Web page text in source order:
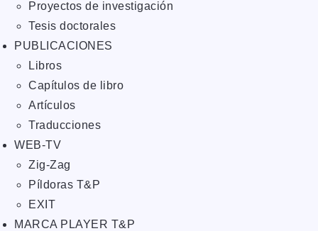
Proyectos de investigación
Tesis doctorales
PUBLICACIONES
Libros
Capítulos de libro
Artículos
Traducciones
WEB-TV
Zig-Zag
Píldoras T&P
EXIT
MARCA PLAYER T&P